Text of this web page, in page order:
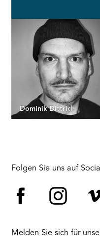
Dominik Dittrich
Folgen Sie uns auf
Melden Sie sich für